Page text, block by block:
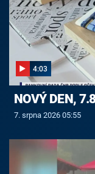
4:03
NOVÝ DEN,
7. srpna 2026 05:55